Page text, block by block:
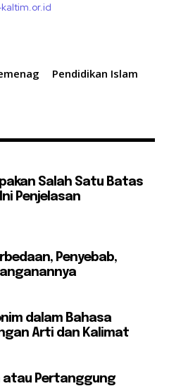
Pendidikan Islam
Salah Satu Batas
Penjelasan
Penyebab,
dalam Bahasa
Arti dan Kalimat
atau Pertanggung